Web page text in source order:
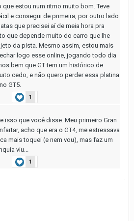
que estou num ritmo muito bom. Teve
e consegui de primeira, por outro lado
que precisei aí de meia hora pra
que depende muito do carro que lhe
da pista. Mesmo assim, estou mais
logo esse online, jogando todo dia
bem que GT tem um histórico de
cedo, e não quero perder essa platina
GT5.
1
isso que você disse. Meu primeiro Gran
acho que era o GT4, me estressava
mais toquei (e nem vou), mas faz um
viu...
1